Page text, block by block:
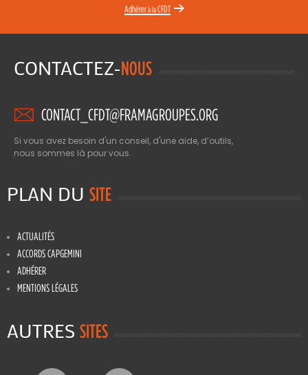
Adhérerà laCFDT
CONTACTEZ-NOUS
CONTACT_CFDT@FRAMAGROUPES.ORG
Si vous avez besoin d'un conseil, d'une aide, d’outils,
nous sommes là pour vous.
PLAN DU SITE
ACTUALITÉS
ACCORDS CAPGEMINI
ADHÉRER
MENTIONS LÉGALES
AUTRES SITES